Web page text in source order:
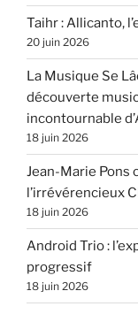
Taihr : Allicanto,
20 juin 2026
La Musique Se
découverte
incontournable
18 juin 2026
Jean-Marie Pons
l’irrévérencieux
18 juin 2026
Android Trio :
progressif
18 juin 2026